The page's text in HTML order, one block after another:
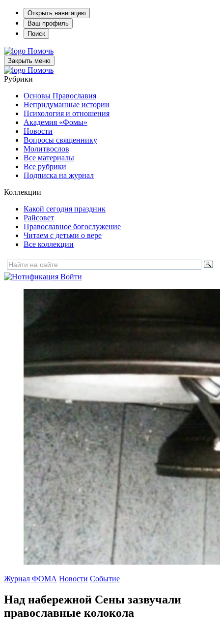
Открыть навигацию
Ваш профиль
Поиск
Помочь
Закрыть меню
Помочь
Рубрики
Основы Православия
Непридуманные истории
Психология и отношения
Академия «Фомы»
Новости
Вопросы священнику
Молитвослов
Все материалы
Все рубрики
Подписка на журнал
Коллекции
Какой сегодня праздник
Райсовет
Православное богослужение
Читаем с детьми о вере
Все коллекции
Войти
Журнал ФОМА Новости Событие
Над набережной Сены зазвучали
православные колокола